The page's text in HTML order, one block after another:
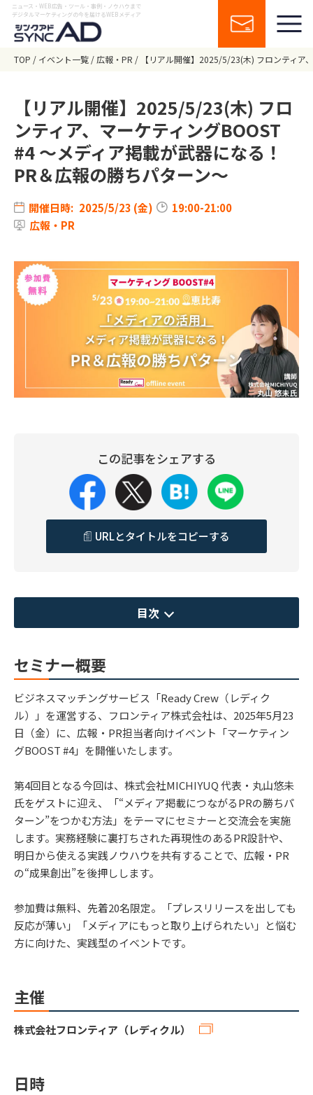
ニュース・WEB広告・ツール・事例・ノウハウまで
デジタルマーケティングの今を届けるWEBメディア
TOP イベント一覧 広報・PR 【リアル開催】2025/5/23(木) フロンティア
【リアル開催】2025/5/23(木) フロ
ンティア、マーケティングBOOST
#4 ～メディア掲載が武器になる！
PR＆広報の勝ちパターン～
開催日時: 2025/5/23 (金)
19:00-21:00
広報・PR
この記事をシェアする
URLとタイトルをコピーする
目次
セミナー概要
ビジネスマッチングサービス「Ready Crew（レディク
ル）」を運営する、フロンティア株式会社は、2025年5月23
日（金）に、広報・PR担当者向けイベント「マーケティン
グBOOST #4」を開催いたします。
第4回目となる今回は、株式会社MICHIYUQ 代表・丸山悠未
氏をゲストに迎え、「“メディア掲載につながるPRの勝ちパ
ターン”をつかむ方法」をテーマにセミナーと交流会を実施
します。実務経験に裏打ちされた再現性のあるPR設計や、
明日から使える実践ノウハウを共有することで、広報・PR
の“成果創出”を後押しします。
参加費は無料、先着20名限定。「プレスリリースを出しても
反応が薄い」「メディアにもっと取り上げられたい」と悩む
方に向けた、実践型のイベントです。
主催
株式会社フロンティア（レディクル）
日時